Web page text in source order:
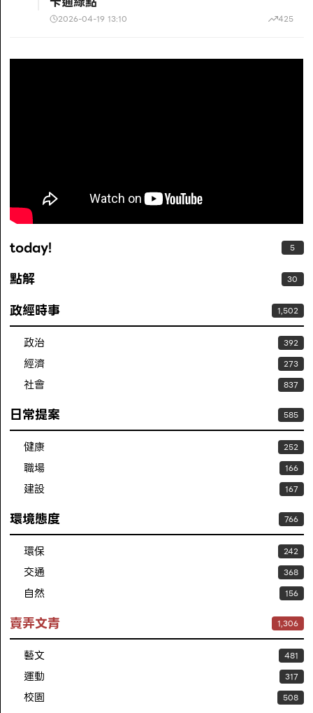
2026-04-19 13:10 425
today! 5
點解 30
政經時事 1,502
政治 392
經濟 273
社會 837
日常提案 585
健康 252
職場 166
建設 167
環境態度 766
環保 242
交通 368
自然 156
賣弄文青 1,306
藝文 481
運動 317
校園 508